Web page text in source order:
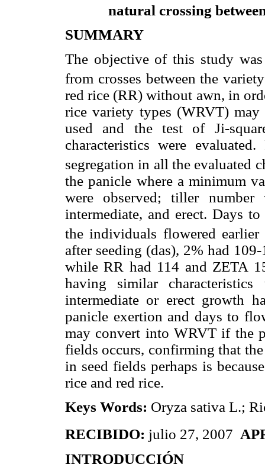
natural crossing
SUMMARY
The objective of this study
from crosses between the
red rice (RR) without awn, in
rice variety types (WRVT) may
used and the test of Ji-
characteristics were
segregation in all the evaluated
the panicle where a minimum
were observed; tiller
intermediate, and erect. Days
the individuals flowered earlier
after seeding (das), 2% had
while RR had 114 and ZETA
having similar
intermediate or erect growth
panicle exertion and days to
may convert into WRVT if the
fields occurs, confirming that
in seed fields perhaps is
rice and red rice.
Keys Words: Oryza sativa L.;
RECIBIDO: julio 27, 2007
INTRODUCCIÓN